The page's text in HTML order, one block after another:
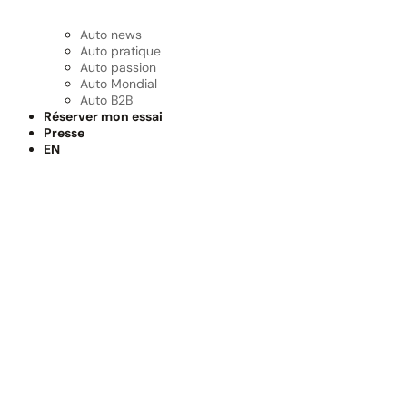
Auto news
Auto pratique
Auto passion
Auto Mondial
Auto B2B
Réserver mon essai
Presse
EN